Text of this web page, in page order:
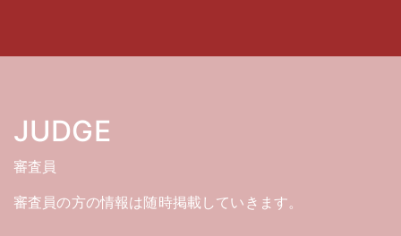
JUDGE
審査員
審査員の方の情報は随時掲載していきます。